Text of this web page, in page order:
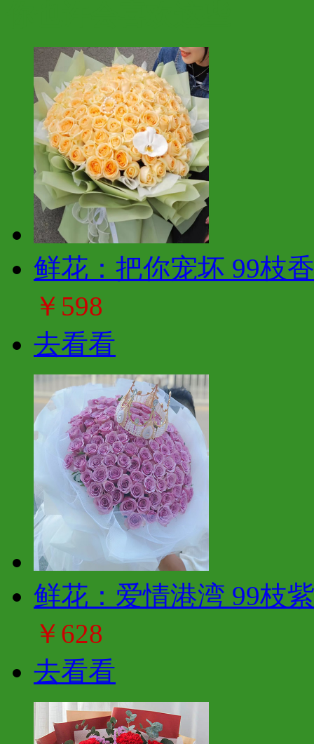
鲜花：把你宠坏 99枝
￥598
去看看
鲜花：爱情港湾 99枝
￥628
去看看